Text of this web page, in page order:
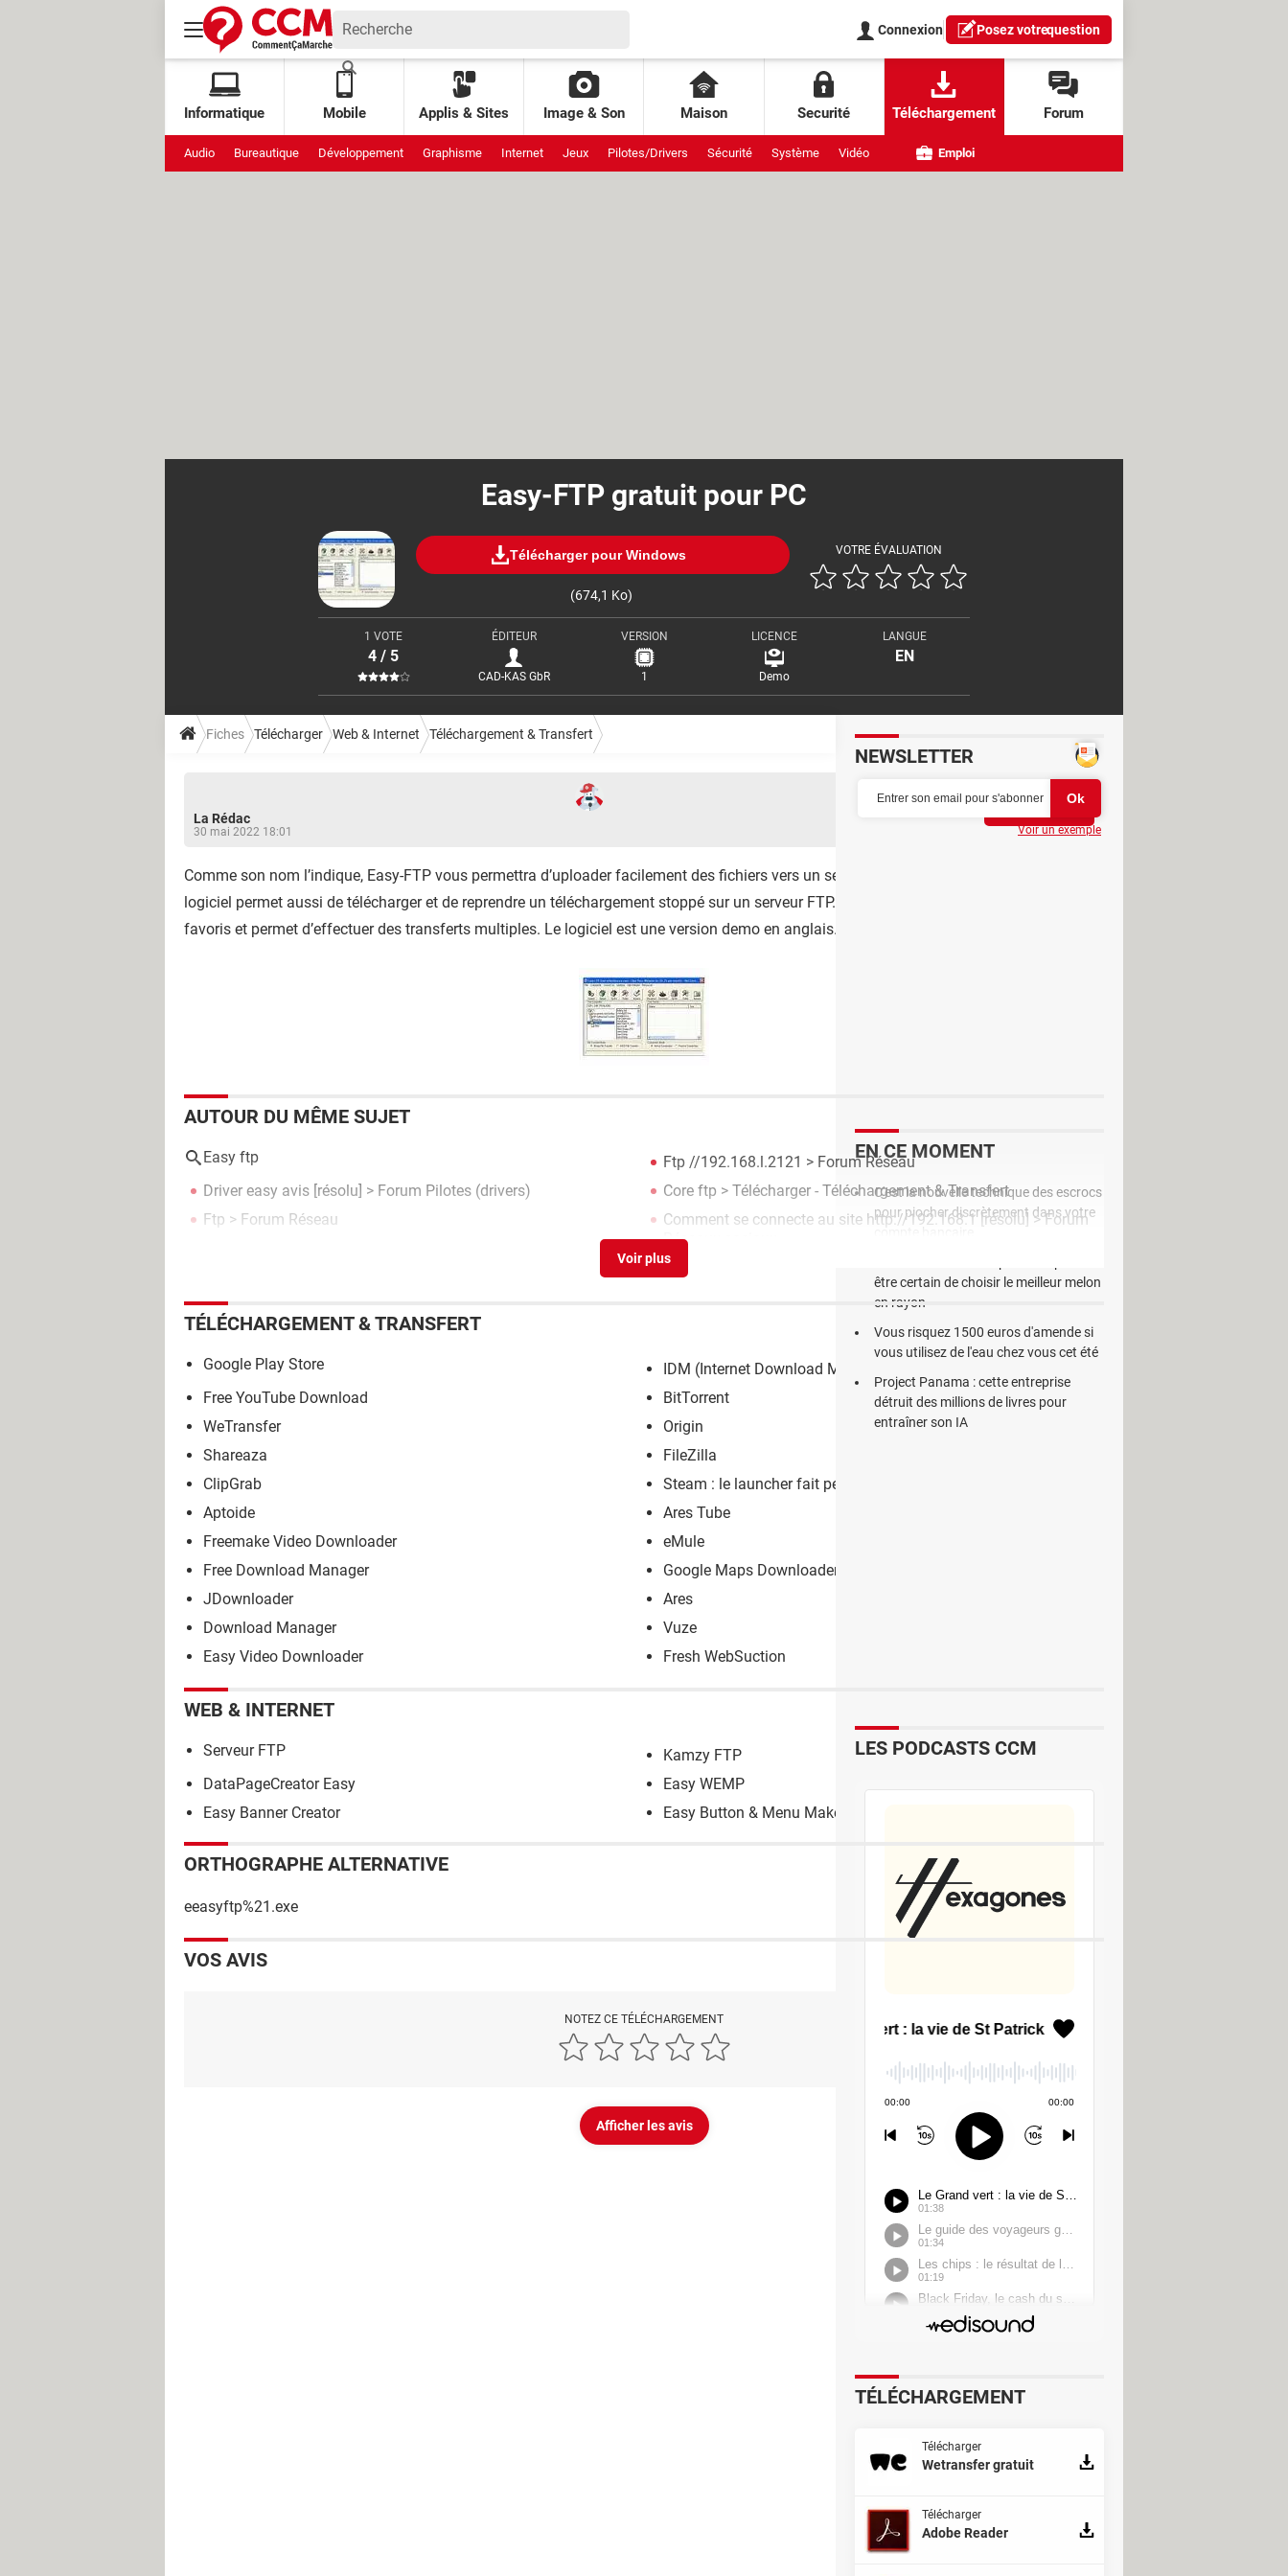
Connexion Posez votrequestion
Informatique Mobile Applis & Sites Image & Son Maison Securité Téléchargement Forum
Audio Bureautique Développement Graphisme Internet Jeux Pilotes/Drivers Sécurité Système Vidéo Emploi
Easy-FTP gratuit pour PC
Télécharger pour Windows
(674,1 Ko)
VOTRE ÉVALUATION
1 VOTE
4 / 5
ÉDITEUR
CAD-KAS GbR
VERSION
1
LICENCE
Demo
LANGUE
EN
Fiches Télécharger Web & Internet Téléchargement & Transfert
La Rédac
30 mai 2022 18:01
Comme son nom l’indique, Easy-FTP vous permettra d’uploader facilement des fichiers vers un serveur FTP à partir de votre PC. Le
logiciel permet aussi de télécharger et de reprendre un téléchargement stoppé sur un serveur FTP. De plus, il intègre un gestionnaire de
favoris et permet d’effectuer des transferts multiples. Le logiciel est une version demo en anglais.
AUTOUR DU MÊME SUJET
Easy ftp Ftp //192.168.l.2121 > Forum Réseau
Driver easy avis [résolu] > Forum Pilotes (drivers) Core ftp > Télécharger - Téléchargement & Transfert
Ftp > Forum Réseau Comment se connecte au site http://192.168.1[résolu] >Forum
Réseaux sociaux
TÉLÉCHARGEMENT & TRANSFERT
Google Play Store
IDM (Internet Download Manager)
Free YouTube Download
BitTorrent
WeTransfer
Origin
Shareaza
FileZilla
ClipGrab
Steam : le launcher fait peau neuve avec une mise à jour majeure
Aptoide
Ares Tube
Freemake Video Downloader
eMule
Free Download Manager
Google Maps Downloader
JDownloader
Ares
Download Manager
Vuze
Easy Video Downloader
Fresh WebSuction
WEB & INTERNET
Serveur FTP
Kamzy FTP
DataPageCreator Easy
Easy WEMP
Easy Banner Creator
Easy Button & Menu Maker
ORTHOGRAPHE ALTERNATIVE
eeasyftp%21.exe
VOS AVIS
NOTEZ CE TÉLÉCHARGEMENT
Afficher les avis
NEWSLETTER
Voir un exemple
EN CE MOMENT
C'est la nouvelle technique des escrocs
pour piocher discrètement dans votre
être certain de choisir le meilleur melon
en rayon
Vous risquez 1500 euros d'amende si
vous utilisez de l'eau chez vous cet été
Project Panama : cette entreprise
détruit des millions de livres pour
entraîner son IA
LES PODCASTS CCM
TÉLÉCHARGEMENT
Télécharger
Wetransfer gratuit
Télécharger
Adobe Reader